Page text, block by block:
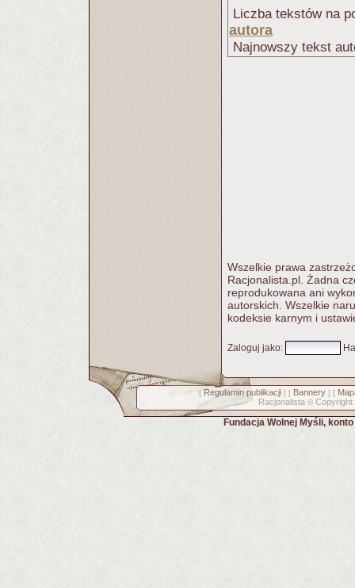
Liczba tekstów na
autora
Najnowszy tekst
Wszelkie prawa
Racjonalista.pl. Żadna
reprodukowana ani
autorskich. Wszelkie
kodeksie karnym i
Zaloguj jako:
[ Regulamin publikacji] [ Bannery] [
Racjonalista © Copyright
Fundacja Wolnej Myśli,